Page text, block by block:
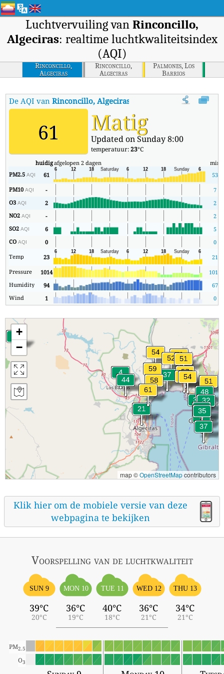
Luchtvervuiling van Rinconcillo,
Algeciras: realtime luchtkwaliteitsindex
(AQI)
Rinconcillo,
Algeciras
Rinconcillo,
Algeciras
Palmones, Los
Barrios
De AQI vanRinconcillo, Algeciras De realtime
61 Matig
Updated on Sunday 8:00
temperatuur:23°C
huidigafgelopen 2 dagen min
PM2.5AQI 61
53
PM10AQI -
7
O3AQI 2
2
NO2AQI -
2
SO2AQI 6
5
COAQI 0
0
Temp
23
21
Pressure
1014 1013
Humidity
94
67
Wind
1 0
+
−
map ©OpenStreetMapcontributors
Klik hier om de mobiele versie van deze
webpagina te bekijken
Voorspelling van de luchtkwaliteit
SUN 9
39°C
20°C
MON 10
36°C
19°C
TUE 11
40°C
18°C
WED 12
36°C
21°C
THU 13
34°C
21°C
PM2.5
O3